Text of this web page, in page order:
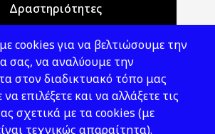
Δραστηριότητες
Νομοθεσία
Εκδόσεις
Νέα - Εκδηλώσεις
cookies για να βελτιώσουμε την
σας, να αναλύουμε την
στον διαδικτυακό τόπο μας
επιλέξετε και να αλλάξετε τις
σχετικά με τα cookies (με
τεχνικώς απαραίτητα).